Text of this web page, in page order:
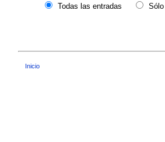
Todas las entradas
Inicio